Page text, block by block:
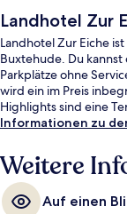
Landhotel Zur
Landhotel Zur Eiche
Buxtehude. Du
Parkplätze ohne
wird ein im Preis
Highlights sind eine
Informationen zu
Weitere
Auf einen